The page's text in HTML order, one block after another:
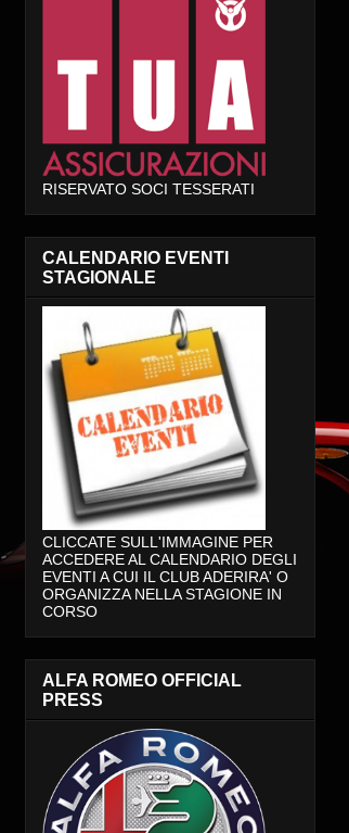
RISERVATO SOCI TESSERATI
CALENDARIO EVENTI
STAGIONALE
CLICCATE SULL'IMMAGINE PER
ACCEDERE AL CALENDARIO DEGLI
EVENTI A CUI IL CLUB ADERIRA' O
ORGANIZZA NELLA STAGIONE IN
CORSO
ALFA ROMEO OFFICIAL
PRESS